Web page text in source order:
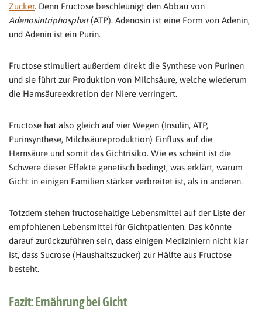
Zucker. Denn Fructose beschleunigt den Abbau von
Adenosintriphosphat(ATP). Adenosin ist eine Form von Adenin,
und Adenin ist ein Purin.
Fructose stimuliert außerdem direkt die Synthese von Purinen
und sie führt zur Produktion von Milchsäure, welche wiederum
die Harnsäureexkretion der Niere verringert.
Fructose hat also gleich auf vier Wegen (Insulin, ATP,
Purinsynthese, Milchsäureproduktion) Einfluss auf die
Harnsäure und somit das Gichtrisiko. Wie es scheint ist die
Schwere dieser Effekte genetisch bedingt, was erklärt, warum
Gicht in einigen Familien stärker verbreitet ist, als in anderen.
Totzdem stehen fructosehaltige Lebensmittel auf der Liste der
empfohlenen Lebensmittel für Gichtpatienten. Das könnte
darauf zurückzuführen sein, dass einigen Mediziniern nicht klar
ist, dass Sucrose (Haushaltszucker) zur Hälfte aus Fructose
besteht.
Fazit: Ernährung bei Gicht